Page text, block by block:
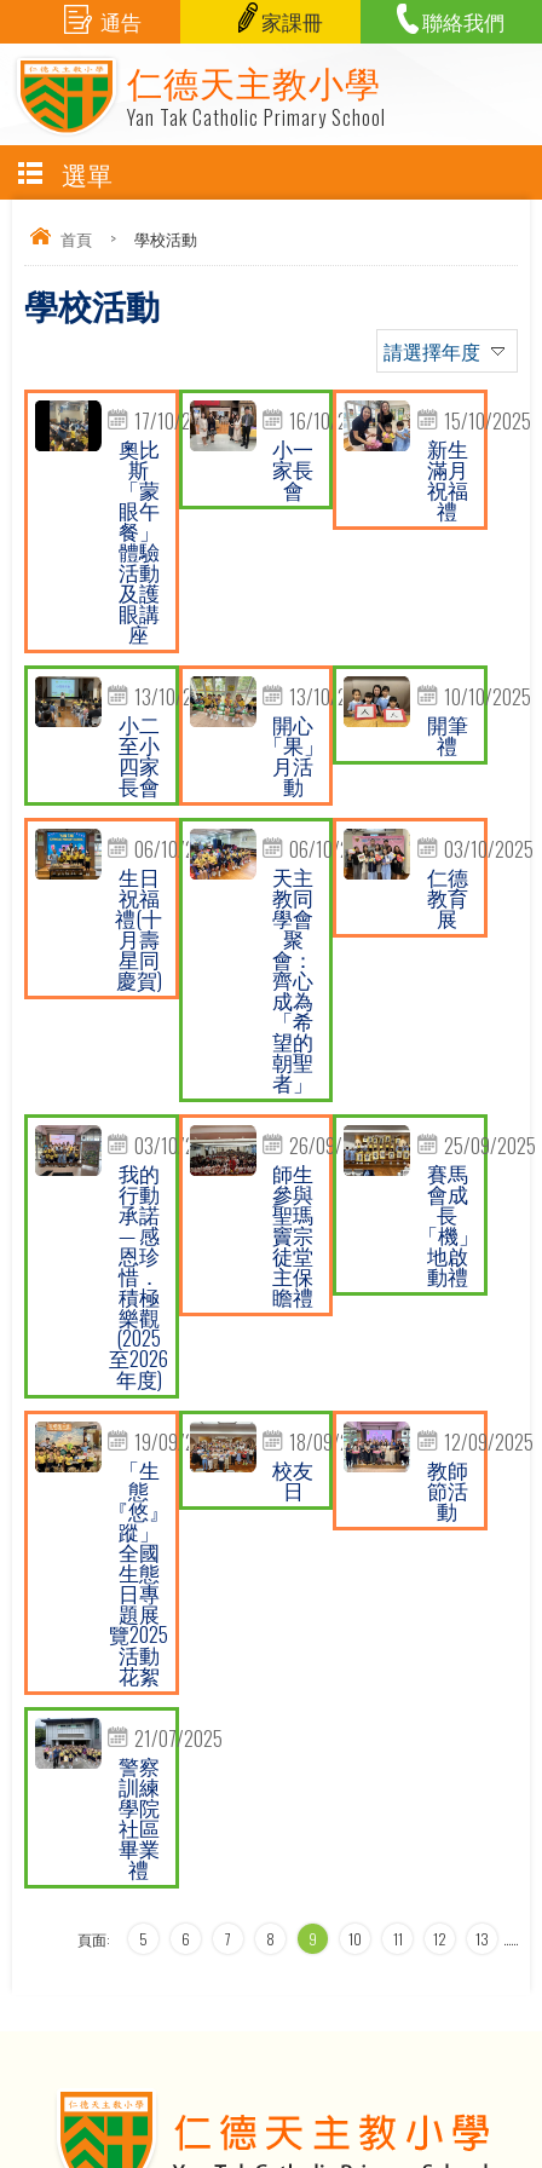
仁德天主教小學
Yan Tak Catholic Primary School
通告 家課冊 聯絡我們
選單
首頁 > 學校活動
學校活動
請選擇年度
17/10/2025
奧比
斯
「蒙
眼午
餐」
體驗
活動
及護
眼講
座
16/10/2025
小一
家長
會
15/10/2025
新生
滿月
祝福
禮
13/10/2025
小二
至小
四家
長會
13/10/2025
開心
「果」
月活
動
10/10/2025
開筆
禮
06/10/2025
生日
祝福
禮(十
月壽
星同
慶賀)
06/10/2025
天主
教同
學會
聚
會：
齊心
成為
「希
望的
朝聖
者」
03/10/2025
仁德
教育
展
03/10/2025
我的
行動
承諾
— 感
恩珍
惜．
積極
樂觀
(2025
至2026
年度)
26/09/2025
師生
參與
聖瑪
竇宗
徒堂
主保
瞻禮
25/09/2025
賽馬
會成
長
「機」
地啟
動禮
19/09/2025
「生
態
『悠』
蹤」
全國
生態
日專
題展
覽2025
活動
花絮
18/09/2025
校友
日
12/09/2025
教師
節活
動
21/07/2025
警察
訓練
學院
社區
畢業
禮
頁面: …
5 6 7 8 9 10 11 12 13 …